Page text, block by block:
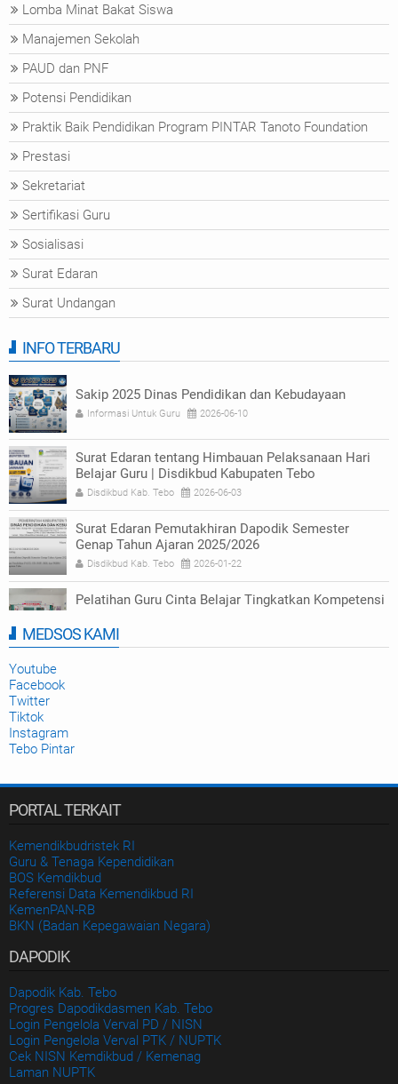
Lomba Minat Bakat Siswa
Manajemen Sekolah
PAUD dan PNF
Potensi Pendidikan
Praktik Baik Pendidikan Program PINTAR Tanoto Foundation
Prestasi
Sekretariat
Sertifikasi Guru
Sosialisasi
Surat Edaran
Surat Undangan
INFO TERBARU
Sakip 2025 Dinas Pendidikan dan Kebudayaan
Informasi Untuk Guru 2026-06-10
Surat Edaran tentang Himbauan Pelaksanaan Hari
Belajar Guru | Disdikbud Kabupaten Tebo
Disdikbud Kab. Tebo 2026-06-03
Surat Edaran Pemutakhiran Dapodik Semester
Genap Tahun Ajaran 2025/2026
Disdikbud Kab. Tebo 2026-01-22
Pelatihan Guru Cinta Belajar Tingkatkan Kompetensi
Disdikbud Kab. Tebo
MEDSOS KAMI
Youtube
Facebook
Twitter
Tiktok
Instagram
Tebo Pintar
PORTAL TERKAIT
Kemendikbudristek RI
Guru & Tenaga Kependidikan
BOS Kemdikbud
Referensi Data Kemendikbud RI
KemenPAN-RB
BKN (Badan Kepegawaian Negara)
DAPODIK
Dapodik Kab. Tebo
Progres Dapodikdasmen Kab. Tebo
Login Pengelola Verval PD / NISN
Login Pengelola Verval PTK / NUPTK
Cek NISN Kemdikbud / Kemenag
Laman NUPTK